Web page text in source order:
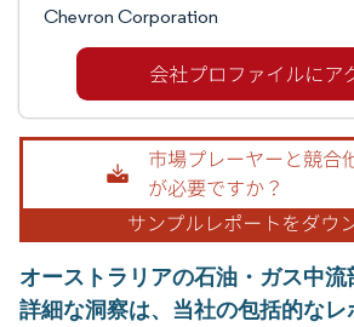
Chevron Corporation
オーストラリアの石油・ガス中
詳細な洞察は、当社の包括的な